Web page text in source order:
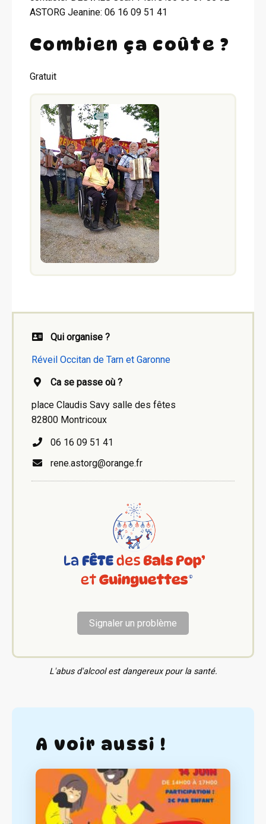
ASTORG Jeanine: 06 16 09 51 41
Combien ça coûte ?
Gratuit
Qui organise ?
Réveil Occitan de Tarn et Garonne
Ca se passe où ?
place Claudis Savy salle des fêtes
82800 Montricoux
06 16 09 51 41
rene.astorg@orange.fr
Signaler un problème
L'abus d'alcool est dangereux pour la santé.
A voir aussi !